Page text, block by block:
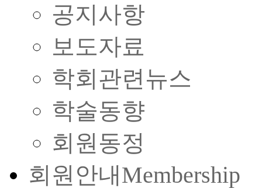
공지사항
보도자료
학회관련뉴스
학술동향
회원동정
회원안내Membership